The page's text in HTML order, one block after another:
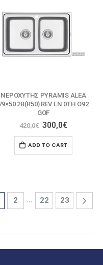
ΝΕΡΟΧΥΤΗΣ PYRAMIS ALEA
2B(R50) REV LN 0TH O92
GOF
420,0€ 300,0€
ADD TO CART
2 … 22 23